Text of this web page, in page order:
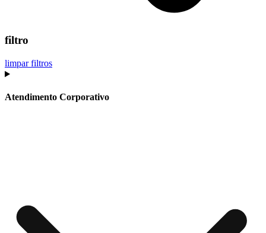
filtro
limpar filtros
Atendimento Corporativo